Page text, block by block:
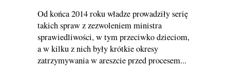
Od końca 2014 roku władze prowadziły serię
takich spraw z zezwoleniem ministra
sprawiedliwości, w tym przeciwko dzieciom,
a w kilku z nich były krótkie okresy
zatrzymywania w areszcie przed procesem...